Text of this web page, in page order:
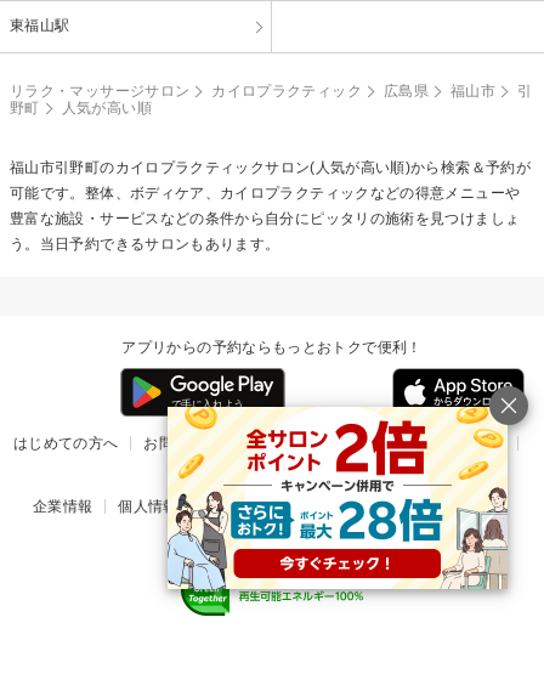
東福山駅
リラク・マッサージサロン カイロプラクティック 広島県 福山市
引
野町
人気が高い順
福山市引野町のカイロプラクティックサロン(人気が高い順)から検索＆予約が
可能です。整体、ボディケア、カイロプラクティックなどの得意メニューや
豊富な施設・サービスなどの条件から自分にピッタリの施術を見つけましょ
う。当日予約できるサロンもあります。
アプリからの予約ならもっとおトクで便利！
はじめての方へ お問い合わせ ヘルプ リリース情報
利用規約
掲載ご希望のサロン様
企業情報 個人情報保護方針 楽天のサービス一覧 アプリ一覧
© Rakuten Group, Inc.